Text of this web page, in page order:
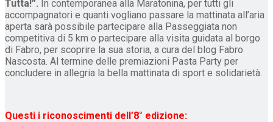
Tutta!”. In contemporanea alla Maratonina, per tutti gli
accompagnatori e quanti vogliano passare la mattinata all’aria
aperta sarà possibile partecipare alla Passeggiata non
competitiva di 5 km o partecipare alla visita guidata al borgo
di Fabro, per scoprire la sua storia, a cura del blog Fabro
Nascosta. Al termine delle premiazioni Pasta Party per
concludere in allegria la bella mattinata di sport e solidarietà.
Questi i riconoscimenti dell’8° edizione: